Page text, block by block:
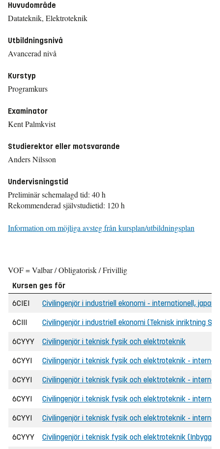
Huvudområde
Datateknik, Elektroteknik
Utbildningsnivå
Avancerad nivå
Kurstyp
Programkurs
Examinator
Kent Palmkvist
Studierektor eller motsvarande
Anders Nilsson
Undervisningstid
Preliminär schemalagd tid: 40 h
Rekommenderad självstudietid: 120 h
Information om möjliga avsteg från kursplan/utbildningsplan
VOF = Valbar / Obligatorisk / Frivillig
Kursen ges för
6CIEI
Civilingenjör i industriell ekonomi - internationell,
6CIII Civilingenjör i industriell ekonomi (Teknisk inriktning
6CYYY Civilingenjör i teknisk fysik och elektroteknik
6CYYI Civilingenjör i teknisk fysik och elektroteknik -
6CYYI Civilingenjör i teknisk fysik och elektroteknik -
6CYYI Civilingenjör i teknisk fysik och elektroteknik -
6CYYI Civilingenjör i teknisk fysik och elektroteknik -
6CYYY Civilingenjör i teknisk fysik och elektroteknik